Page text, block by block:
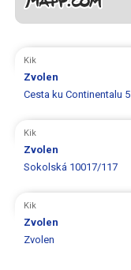
Kik
Zvolen
Cesta ku Continentalu 5
Kik
Zvolen
Sokolská 10017/117
Kik
Zvolen
Zvolen